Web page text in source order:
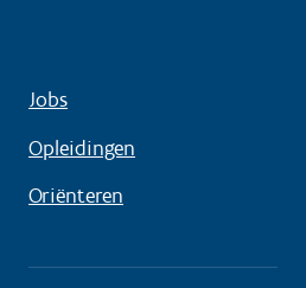
Jobs
Opleidingen
Oriënteren